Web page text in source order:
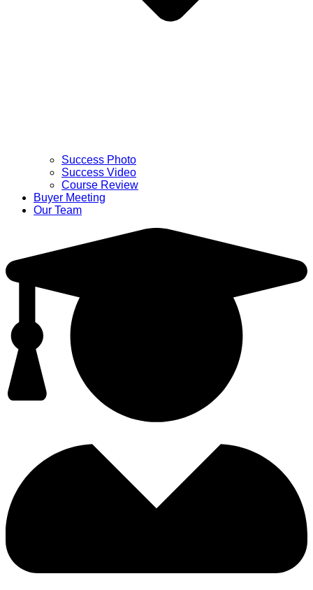
Success Photo
Success Video
Course Review
Buyer Meeting
Our Team